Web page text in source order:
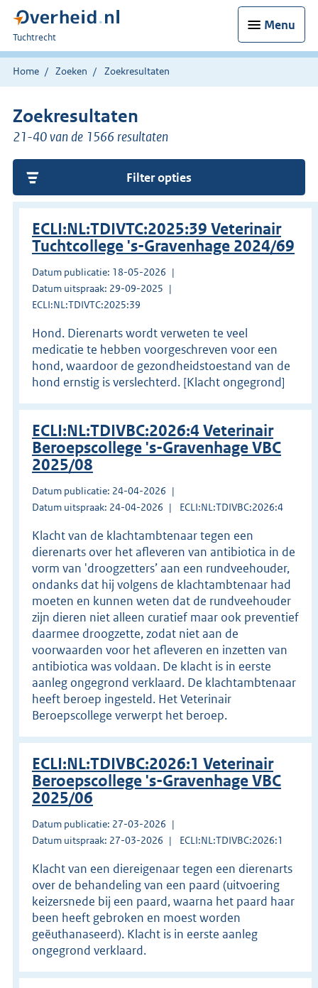
Menu
U
bent
hier:
Tuchtrecht
Home Zoeken Zoekresultaten
Zoekresultaten
21-40 van de 1566 resultaten
Filter opties
ECLI:NL:TDIVTC:2025:39 Veterinair
Tuchtcollege 's-Gravenhage 2024/69
Datum publicatie: 18-05-2026
Datum uitspraak: 29-09-2025
ECLI:NL:TDIVTC:2025:39
Hond. Dierenarts wordt verweten te veel
medicatie te hebben voorgeschreven voor een
hond, waardoor de gezondheidstoestand van de
hond ernstig is verslechterd. [Klacht ongegrond]
ECLI:NL:TDIVBC:2026:4 Veterinair
Beroepscollege 's-Gravenhage VBC
2025/08
Datum publicatie: 24-04-2026
Datum uitspraak: 24-04-2026
ECLI:NL:TDIVBC:2026:4
Klacht van de klachtambtenaar tegen een
dierenarts over het afleveren van antibiotica in de
vorm van 'droogzetters’ aan een rundveehouder,
ondanks dat hij volgens de klachtambtenaar had
moeten en kunnen weten dat de rundveehouder
zijn dieren niet alleen curatief maar ook preventief
daarmee droogzette, zodat niet aan de
voorwaarden voor het afleveren en inzetten van
antibiotica was voldaan. De klacht is in eerste
aanleg ongegrond verklaard. De klachtambtenaar
heeft beroep ingesteld. Het Veterinair
Beroepscollege verwerpt het beroep.
ECLI:NL:TDIVBC:2026:1 Veterinair
Beroepscollege 's-Gravenhage VBC
2025/06
Datum publicatie: 27-03-2026
Datum uitspraak: 27-03-2026
ECLI:NL:TDIVBC:2026:1
Klacht van een diereigenaar tegen een dierenarts
over de behandeling van een paard (uitvoering
keizersnede bij een paard, waarna het paard haar
been heeft gebroken en moest worden
geëuthanaseerd). Klacht is in eerste aanleg
ongegrond verklaard.